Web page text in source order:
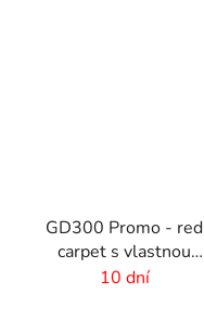
GD300 Promo - red
carpet s vlastnou
potlačou
10 dní